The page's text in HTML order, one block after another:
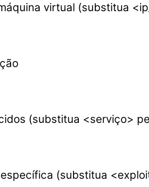
virtual (substitua
(substitua <serviço>
(substitua